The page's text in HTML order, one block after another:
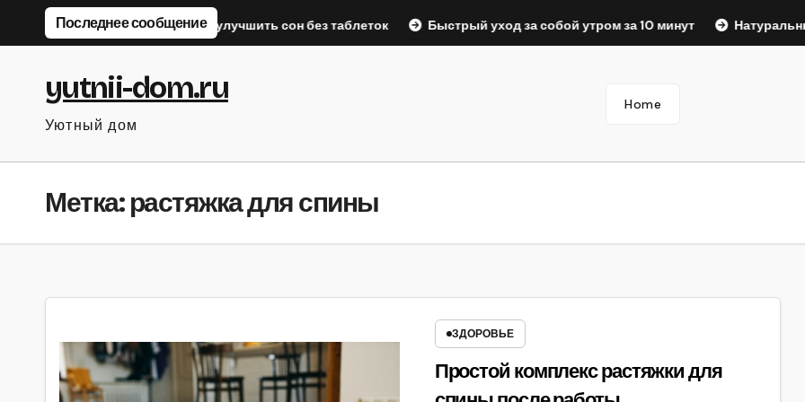
Перейти
Последнее сообщение
после работы Как улучшить сон без таблеток Быстрый уход за собой утром за 10 минут Натуральные
yutnii-dom.ru
Уютный дом
Home
Метка:растяжка для спины
ЗДОРОВЬЕ
Простой комплекс растяжки для